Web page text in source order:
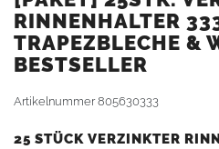
RINNENHALTER
TRAPEZBLECHE &
BESTSELLER
Artikelnummer805630333
25 STÜCK VERZINKTER